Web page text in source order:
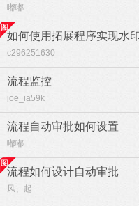
嘟嘟
如何使用拓展程序实现水
c296251630
流程监控
joe_ia59k
流程自动审批如何设置
嘟嘟
流程如何设计自动审批
风、起